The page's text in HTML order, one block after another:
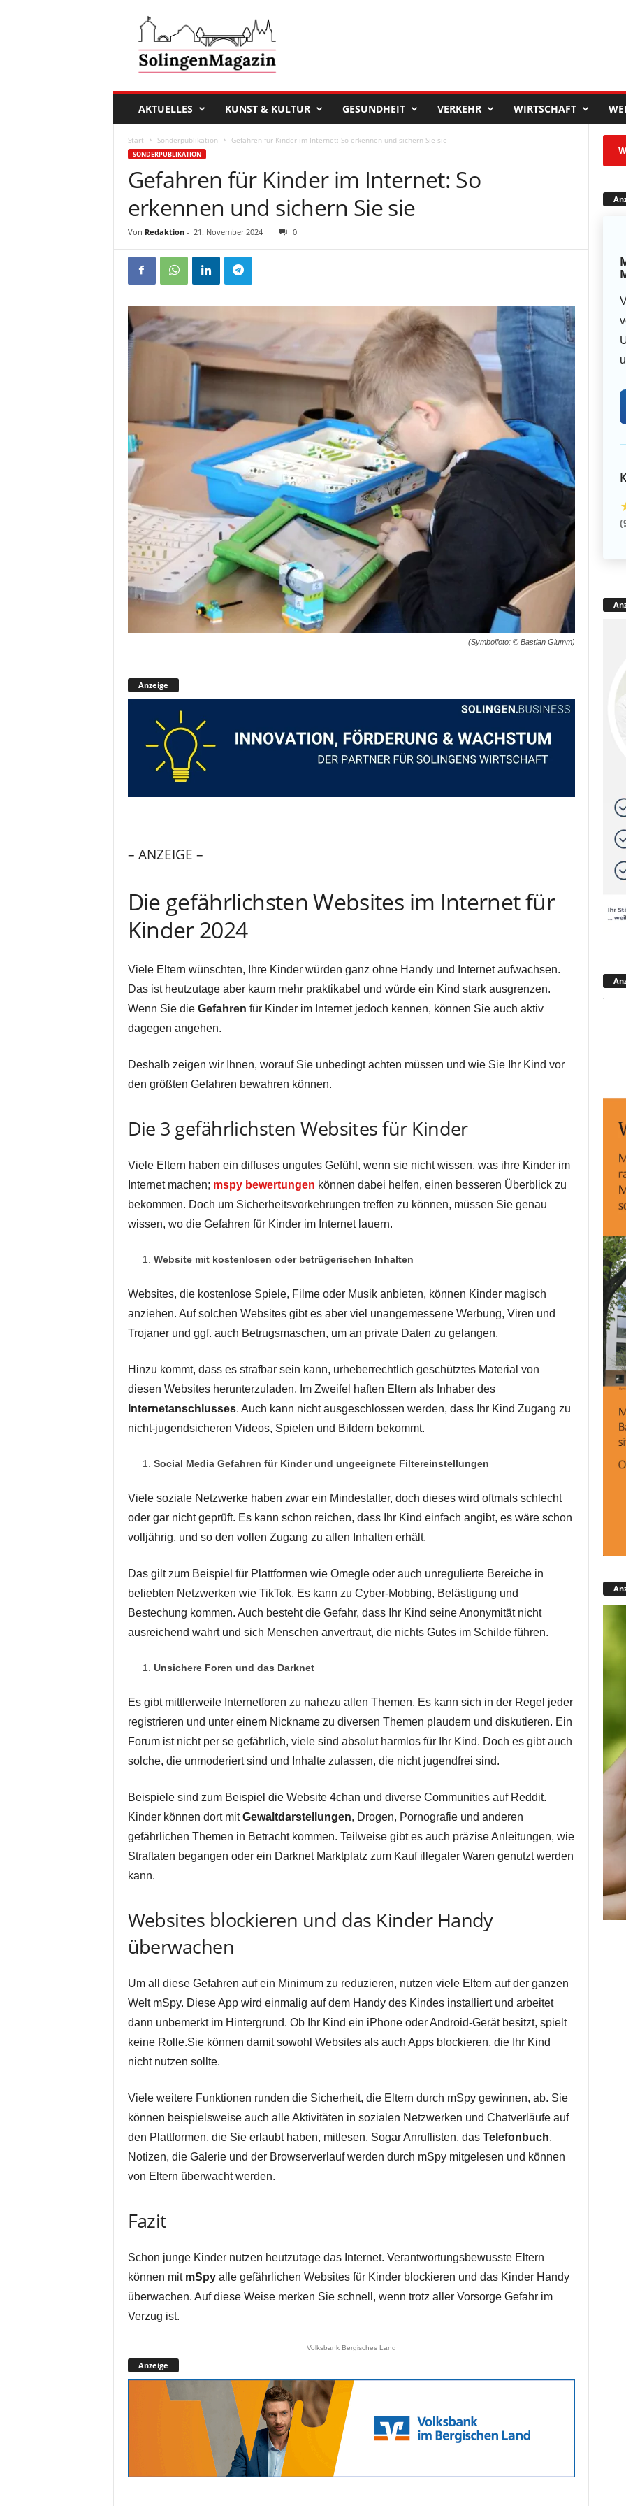
i
AKTUELLES KUNST & KULTUR GESUNDHEIT VERKEHR WIRTSCHAFT
Start Sonderpublikation Gefahren für Kinder im Internet: So erkennen und sichern Sie sie
SONDERPUBLIKATION
Gefahren für Kinder im Internet: So
erkennen und sichern Sie sie
Von Redaktion- 21. November 2024 0
(Symbolfoto: © Bastian Glumm)
Anzeige
– ANZEIGE –
Die gefährlichsten Websites im Internet für
Kinder 2024
Viele Eltern wünschten, Ihre Kinder würden ganz ohne Handy und Internet aufwachsen.
Das ist heutzutage aber kaum mehr praktikabel und würde ein Kind stark ausgrenzen.
Wenn Sie die Gefahren für Kinder im Internet jedoch kennen, können Sie auch aktiv
dagegen angehen.
Deshalb zeigen wir Ihnen, worauf Sie unbedingt achten müssen und wie Sie Ihr Kind vor
den größten Gefahren bewahren können.
Die 3 gefährlichsten Websites für Kinder
Viele Eltern haben ein diffuses ungutes Gefühl, wenn sie nicht wissen, was ihre Kinder im
Internet machen; mspy bewertungen können dabei helfen, einen besseren Überblick zu
bekommen. Doch um Sicherheitsvorkehrungen treffen zu können, müssen Sie genau
wissen, wo die Gefahren für Kinder im Internet lauern.
Website mit kostenlosen oder betrügerischen Inhalten
Websites, die kostenlose Spiele, Filme oder Musik anbieten, können Kinder magisch
anziehen. Auf solchen Websites gibt es aber viel unangemessene Werbung, Viren und
Trojaner und ggf. auch Betrugsmaschen, um an private Daten zu gelangen.
Hinzu kommt, dass es strafbar sein kann, urheberrechtlich geschütztes Material von
diesen Websites herunterzuladen. Im Zweifel haften Eltern als Inhaber des
Internetanschlusses. Auch kann nicht ausgeschlossen werden, dass Ihr Kind Zugang zu
nicht-jugendsicheren Videos, Spielen und Bildern bekommt.
Social Media Gefahren für Kinder und ungeeignete Filtereinstellungen
Viele soziale Netzwerke haben zwar ein Mindestalter, doch dieses wird oftmals schlecht
oder gar nicht geprüft. Es kann schon reichen, dass Ihr Kind einfach angibt, es wäre schon
volljährig, und so den vollen Zugang zu allen Inhalten erhält.
Das gilt zum Beispiel für Plattformen wie Omegle oder auch unregulierte Bereiche in
beliebten Netzwerken wie TikTok. Es kann zu Cyber-Mobbing, Belästigung und
Bestechung kommen. Auch besteht die Gefahr, dass Ihr Kind seine Anonymität nicht
ausreichend wahrt und sich Menschen anvertraut, die nichts Gutes im Schilde führen.
Unsichere Foren und das Darknet
Es gibt mittlerweile Internetforen zu nahezu allen Themen. Es kann sich in der Regel jeder
registrieren und unter einem Nickname zu diversen Themen plaudern und diskutieren. Ein
Forum ist nicht per se gefährlich, viele sind absolut harmlos für Ihr Kind. Doch es gibt auch
solche, die unmoderiert sind und Inhalte zulassen, die nicht jugendfrei sind.
Beispiele sind zum Beispiel die Website 4chan und diverse Communities auf Reddit.
Kinder können dort mitGewaltdarstellungen, Drogen, Pornografie und anderen
gefährlichen Themen in Betracht kommen. Teilweise gibt es auch präzise Anleitungen, wie
Straftaten begangen oder ein Darknet Marktplatz zum Kauf illegaler Waren genutzt werden
kann.
Websites blockieren und das Kinder Handy
überwachen
Um all diese Gefahren auf ein Minimum zu reduzieren, nutzen viele Eltern auf der ganzen
Welt mSpy. Diese App wird einmalig auf dem Handy des Kindes installiert und arbeitet
dann unbemerkt im Hintergrund. Ob Ihr Kind ein iPhone oder Android-Gerät besitzt, spielt
keine Rolle.Sie können damit sowohl Websites als auch Apps blockieren, die Ihr Kind
nicht nutzen sollte.
Viele weitere Funktionen runden die Sicherheit, die Eltern durch mSpy gewinnen, ab. Sie
können beispielsweise auch alle Aktivitäten in sozialen Netzwerken und Chatverläufe auf
den Plattformen, die Sie erlaubt haben, mitlesen. Sogar Anruflisten, das Telefonbuch,
Notizen, die Galerie und der Browserverlauf werden durch mSpy mitgelesen und können
von Eltern überwacht werden.
Fazit
Schon junge Kinder nutzen heutzutage das Internet. Verantwortungsbewusste Eltern
können mit mSpyalle gefährlichen Websites für Kinder blockieren und das Kinder Handy
überwachen. Auf diese Weise merken Sie schnell, wenn trotz aller Vorsorge Gefahr im
Verzug ist.
Volksbank Bergisches Land
Anzeige